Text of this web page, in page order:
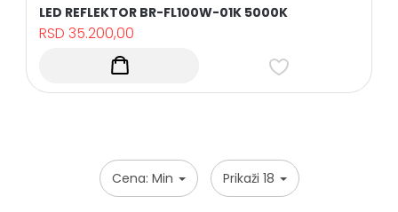
LED REFLEKTOR BR-FL100W-01K 5000K
RSD35.200,00
Cena: Min Prikaži 18